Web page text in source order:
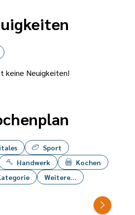
keine Neuigkeiten!
Sport
Handwerk
Kochen
Weitere...